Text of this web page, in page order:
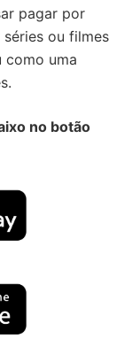
pagar por
ou filmes
como uma
no botão